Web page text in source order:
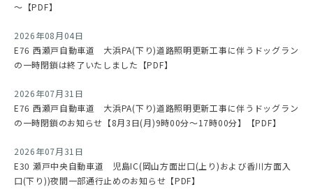
～【PDF】
2026年08月04日
E76 西瀬戸自動車道 大浜PA(下り)道路照明更新工事に伴うドッグラン
の一時閉鎖は終了いたしました【PDF】
2026年07月31日
E76 西瀬戸自動車道 大浜PA(下り)道路照明更新工事に伴うドッグラン
の一時閉鎖のお知らせ【8月3日(月)9時00分～17時00分】【PDF】
2026年07月31日
E30 瀬戸中央自動車道 児島IC(岡山方面出口(上り)および香川方面入
口(下り))夜間一部通行止めのお知らせ【PDF】